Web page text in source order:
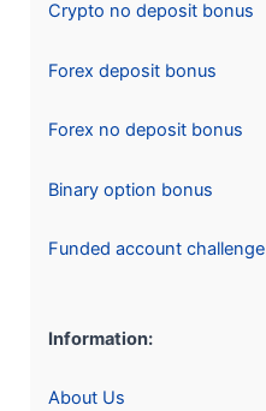
Crypto no deposit bonus
Forex deposit bonus
Forex no deposit bonus
Binary option bonus
Funded account challenge
Information:
About Us